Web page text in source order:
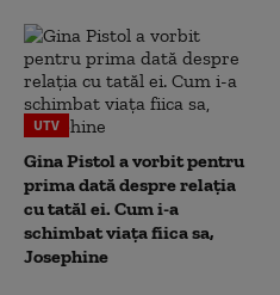
UTV
Gina Pistol a vorbit pentru
prima dată despre relația
cu tatăl ei. Cum i-a
schimbat viața fiica sa,
Josephine